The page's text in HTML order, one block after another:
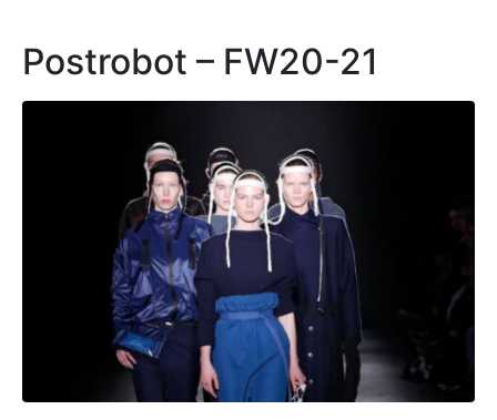
Postrobot – FW20-21